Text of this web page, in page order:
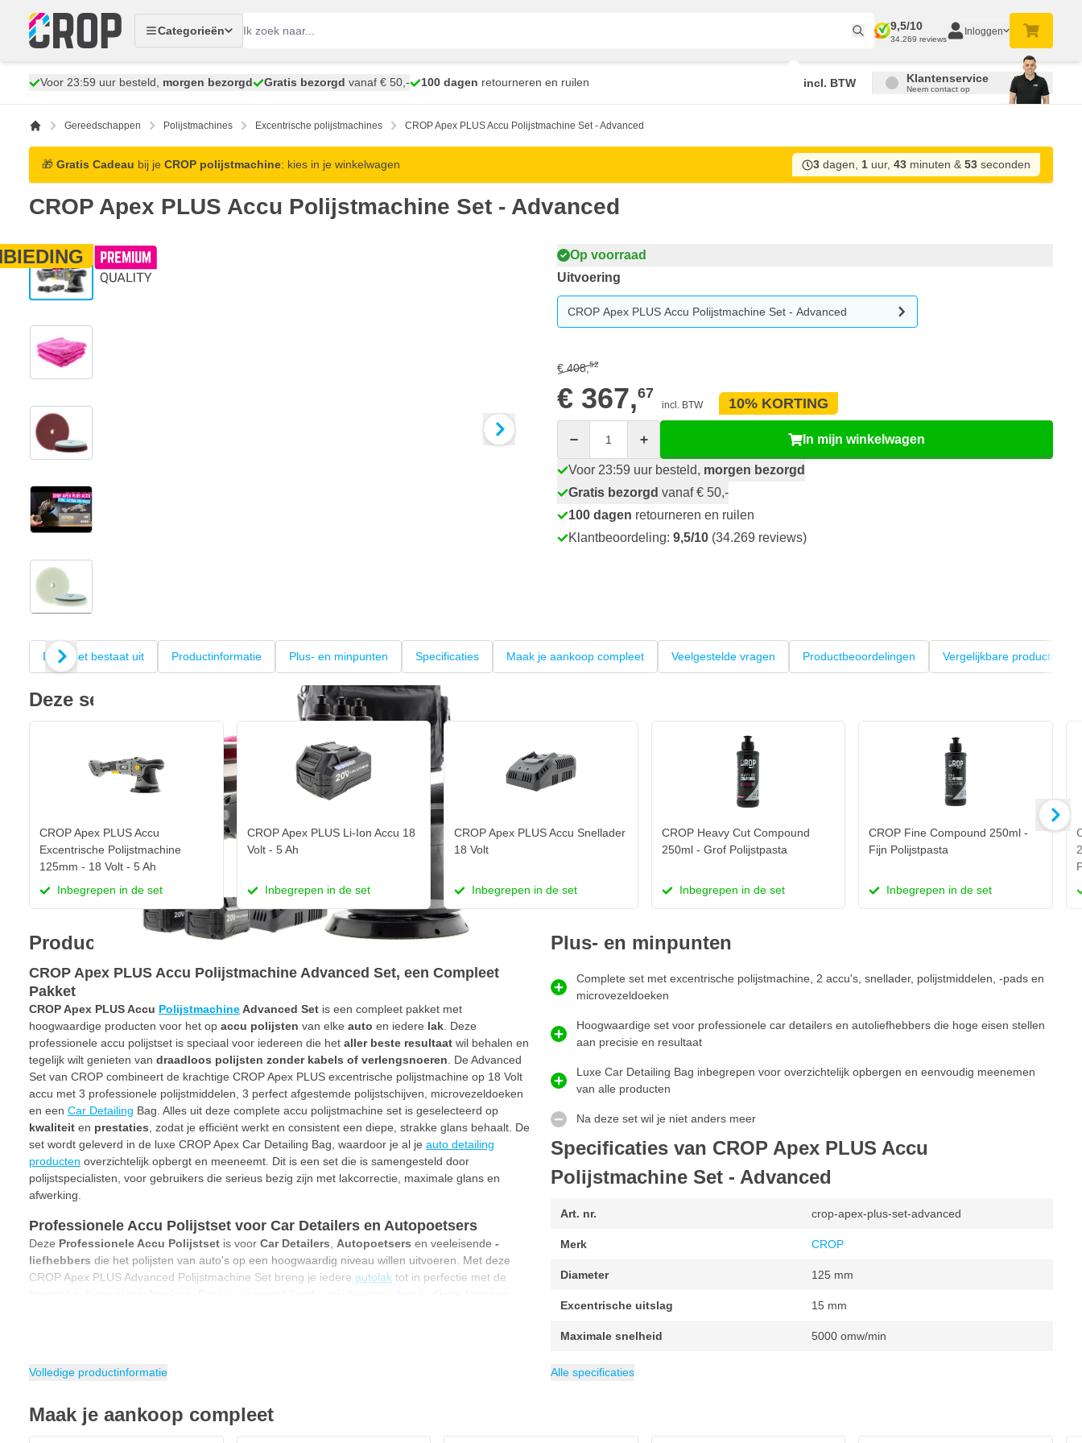
Categorieën
9,5/10
34.269 reviews
Inloggen
Voor 23:59 uur besteld, morgen bezorgd Gratis bezorgd vanaf € 50,- 100 dagen retourneren en ruilen incl. BTW Klantenservice
Neem contact op
Gereedschappen Polijstmachines Excentrische polijstmachines CROP Apex PLUS Accu Polijstmachine Set - Advanced
🎁 Gratis Cadeau bij je CROP polijstmachine: kies in je winkelwagen 3 dagen, 1 uur, 43 minuten & 53 seconden
CROP Apex PLUS Accu Polijstmachine Set - Advanced
View larger image
View larger image
View larger image
View larger image
+11
Op voorraad
Uitvoering
CROP Apex PLUS Accu Polijstmachine Set - Advanced
€ 408,52
€ 367,67
incl. BTW 10% KORTING
In mijn winkelwagen
Voor 23:59 uur besteld, morgen bezorgd
Gratis bezorgd vanaf € 50,-
100 dagen retourneren en ruilen
Klantbeoordeling: 9,5/10 (34.269 reviews)
Deze set bestaat uit Productinformatie Plus- en minpunten Specificaties Maak je aankoop compleet Veelgestelde vragen Productbeoordelingen Vergelijkbare producten
Deze set bestaat uit
CROP Apex PLUS Accu
Excentrische Polijstmachine
125mm - 18 Volt - 5 Ah
Inbegrepen in de set
CROP Apex PLUS Li-Ion Accu 18
Volt - 5 Ah
Inbegrepen in de set
CROP Apex PLUS Accu Snellader
18 Volt
Inbegrepen in de set
CROP Heavy Cut Compound
250ml - Grof Polijstpasta
Inbegrepen in de set
CROP Fine Compound 250ml -
Fijn Polijstpasta
Inbegrepen in de set
Productinformatie
CROP Apex PLUS Accu Polijstmachine Advanced Set, een Compleet
Pakket
CROP Apex PLUS Accu PolijstmachineAdvanced Set is een compleet pakket met
hoogwaardige producten voor het op accu polijsten van elke auto en iedere lak . Deze
professionele accu polijstset is speciaal voor iedereen die het aller beste resultaat wil behalen en
tegelijk wilt genieten van draadloos polijsten zonder kabels of verlengsnoeren . De Advanced
Set van CROP combineert de krachtige CROP Apex PLUS excentrische polijstmachine op 18 Volt
accu met 3 professionele polijstmiddelen, 3 perfect afgestemde polijstschijven, microvezeldoeken
en een Car Detailing Bag. Alles uit deze complete accu polijstmachine set is geselecteerd op
kwaliteit en prestaties , zodat je efficiënt werkt en consistent een diepe, strakke glans behaalt. De
set wordt geleverd in de luxe CROP Apex Car Detailing Bag, waardoor je al je auto detailing
producten overzichtelijk opbergt en meeneemt. Dit is een set die is samengesteld door
polijstspecialisten, voor gebruikers die serieus bezig zijn met lakcorrectie, maximale glans en
afwerking.
Professionele Accu Polijstset voor Car Detailers en Autopoetsers
Deze Professionele Accu Polijstset is voor Car Detailers Autopoetsers en veeleisende -
liefhebbers die het polijsten van auto's op een hoogwaardig niveau willen uitvoeren. Met deze
CROP Apex PLUS Advanced Polijstmachine Set breng je iedere autolak tot in perfectie met de
Dit zit er in de CROP Apex PLUS Accu Polijstmachine Set - Advanced
CROP Apex PLUS Excentrische Accu Polijstmachine 125mm 18 Volt
Volledige productinformatie
Plus- en minpunten
Complete set met excentrische polijstmachine, 2 accu's, snellader, polijstmiddelen, -pads en
microvezeldoeken
Hoogwaardige set voor professionele car detailers en autoliefhebbers die hoge eisen stellen
aan precisie en resultaat
Luxe Car Detailing Bag inbegrepen voor overzichtelijk opbergen en eenvoudig meenemen
van alle producten
Na deze set wil je niet anders meer
Specificaties van CROP Apex PLUS Accu
Polijstmachine Set - Advanced
Art. nr. crop-apex-plus-set-advanced
Merk CROP
Diameter 125 mm
Excentrische uitslag 15 mm
Maximale snelheid 5000 omw/min
Minimum toerental
Verpakking
Gewicht
EAN 6095706583517
Voedingsbron
Voltage (Volt)
Hoogte 14 cm
Breedte 8 cm
Lengte 38 cm
Categorie
Alle specificaties
Maak je aankoop compleet